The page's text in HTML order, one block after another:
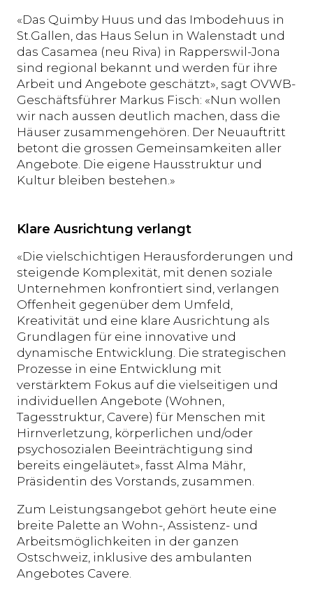
«Das Quimby Huus und das Imbodehuus in
St.Gallen, das Haus Selun in Walenstadt und
das Casamea (neu Riva) in Rapperswil-Jona
sind regional bekannt und werden für ihre
Arbeit und Angebote geschätzt», sagt OVWB-
Geschäftsführer Markus Fisch: «Nun wollen
wir nach aussen deutlich machen, dass die
Häuser zusammengehören. Der Neuauftritt
betont die grossen Gemeinsamkeiten aller
Angebote. Die eigene Hausstruktur und
Kultur bleiben bestehen.»
Klare Ausrichtung verlangt
«Die vielschichtigen Herausforderungen und
steigende Komplexität, mit denen soziale
Unternehmen konfrontiert sind, verlangen
Offenheit gegenüber dem Umfeld,
Kreativität und eine klare Ausrichtung als
Grundlagen für eine innovative und
dynamische Entwicklung. Die strategischen
Prozesse in eine Entwicklung mit
verstärktem Fokus auf die vielseitigen und
individuellen Angebote (Wohnen,
Tagesstruktur, Cavere) für Menschen mit
Hirnverletzung, körperlichen und/oder
psychosozialen Beeinträchtigung sind
bereits eingeläutet», fasst Alma Mähr,
Präsidentin des Vorstands, zusammen.
Zum Leistungsangebot gehört heute eine
breite Palette an Wohn-, Assistenz- und
Arbeitsmöglichkeiten in der ganzen
Ostschweiz, inklusive des ambulanten
Angebotes Cavere.